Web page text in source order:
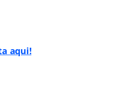
aqui!